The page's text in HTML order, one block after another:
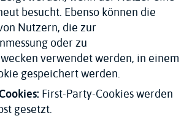
besucht. Ebenso können die
Nutzern, die zur
oder zu
verwendet werden, in einem
gespeichert werden.
First-Party-Cookies werden
gesetzt.